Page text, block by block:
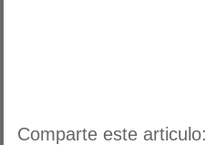
Comparte este articulo: